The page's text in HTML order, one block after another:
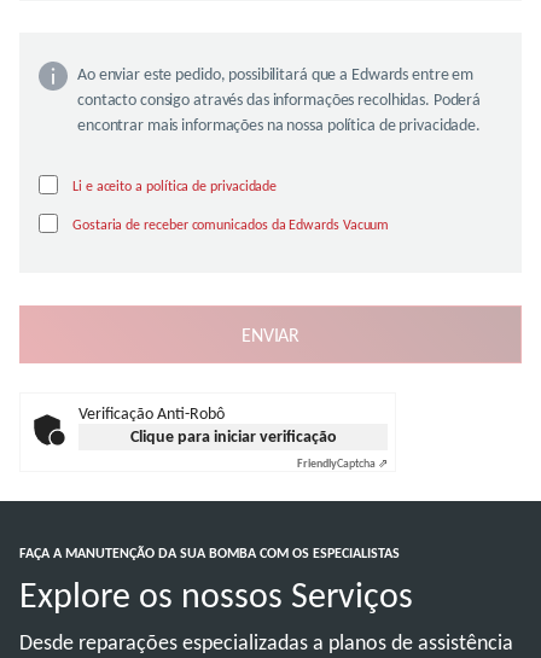
Ao enviar este pedido, possibilitará que a Edwards entre em
contacto consigo através das informações recolhidas. Poderá
encontrar mais informações na nossa política de privacidade.
Li e aceito a política de privacidade
Gostaria de receber comunicados da Edwards Vacuum
Verificação Anti-Robô
Clique para iniciar verificação
FriendlyCaptcha ⇗
FAÇA A MANUTENÇÃO DA SUA BOMBA COM OS ESPECIALISTAS
Explore os nossos Serviços
Desde reparações especializadas a planos de assistência